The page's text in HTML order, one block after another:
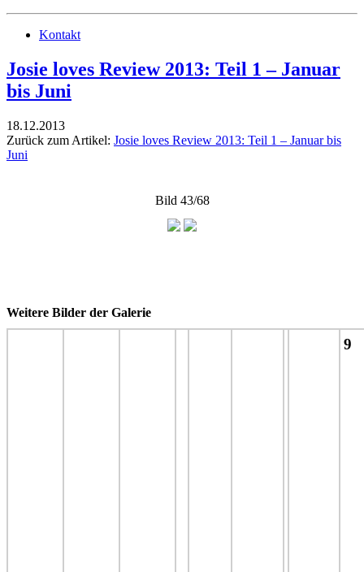
Kontakt
Josie loves Review 2013: Teil 1 – Januar
bis Juni
18.12.2013
Zurück zum Artikel: Josie loves Review 2013: Teil 1 – Januar bis
Juni
Bild 43/68
Weitere Bilder der Galerie
9